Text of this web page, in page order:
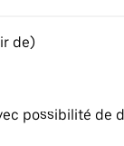
de)
possibilité de